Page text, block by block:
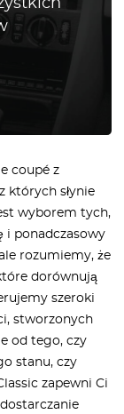
coupé z
których słynie
wyborem tych,
i ponadczasowy
rozumiemy, że
dorównują
szeroki
stworzonych
od tego, czy
stanu, czy
zapewni Ci